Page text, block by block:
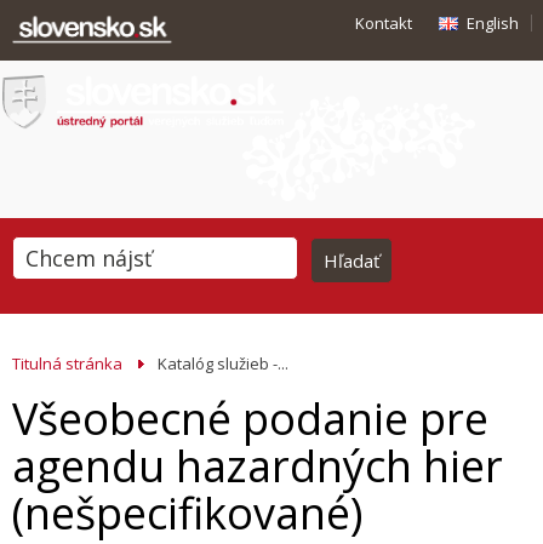
Kontakt English
Titulná stránka Katalóg služieb -...
Všeobecné podanie pre
agendu hazardných hier
(nešpecifikované)